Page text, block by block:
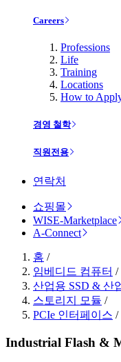
Careers
Professions
Life
Training
Locations
How to
경영 철학
직원전용
연락처
쇼핑몰
WISE-Marketplace
A-Connect
홈 /
임베디드 컴퓨터 /
산업용 SSD & 산
스토리지 모듈 /
PCIe 인터페이스 /
Industrial Flash &